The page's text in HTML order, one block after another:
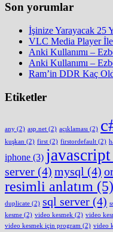
Son yorumlar
İşinize Yarayacak 25
VLC Media Player
Anki Kullanımı –
Anki Kullanımı –
Ram’in DDR Kaç
Etiketler
any (2) asp.net (2) açıklaması (2)
kuşkan (2) first (2) firstordefault (2)
iphone (3) javascript
server (4) mysql (4)
resimli anlatım (5)
duplicate (2) sql server (4)
kesme (2) video kesmek (2) video
video kesmek için program (2) video